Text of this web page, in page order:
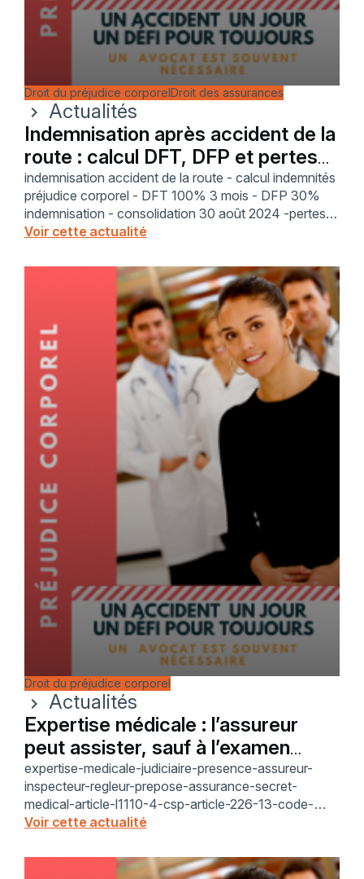
Droit du préjudice corporelDroit des assurances
chevron_right
Actualités
Indemnisation après accident de la
route : calcul DFT, DFP et pertes
de revenus
indemnisation accident de la route - calcul indemnités
préjudice corporel - DFT 100% 3 mois - DFP 30%
indemnisation - consolidation 30 août 2024 -pertes
de gains professionnels actuels (PGPA) - perte de
Voir cette actualité
Droit du préjudice corporel
chevron_right
Actualités
Expertise médicale : l’assureur
peut assister, sauf à l’examen
clinique
expertise-medicale-judiciaire-presence-assureur-
inspecteur-regleur-prepose-assurance-secret-
medical-article-l1110-4-csp-article-226-13-code-
penal-articles-160-161-162-cpc-contradictoire-
novembre-2025-23-20
Voir cette actualité